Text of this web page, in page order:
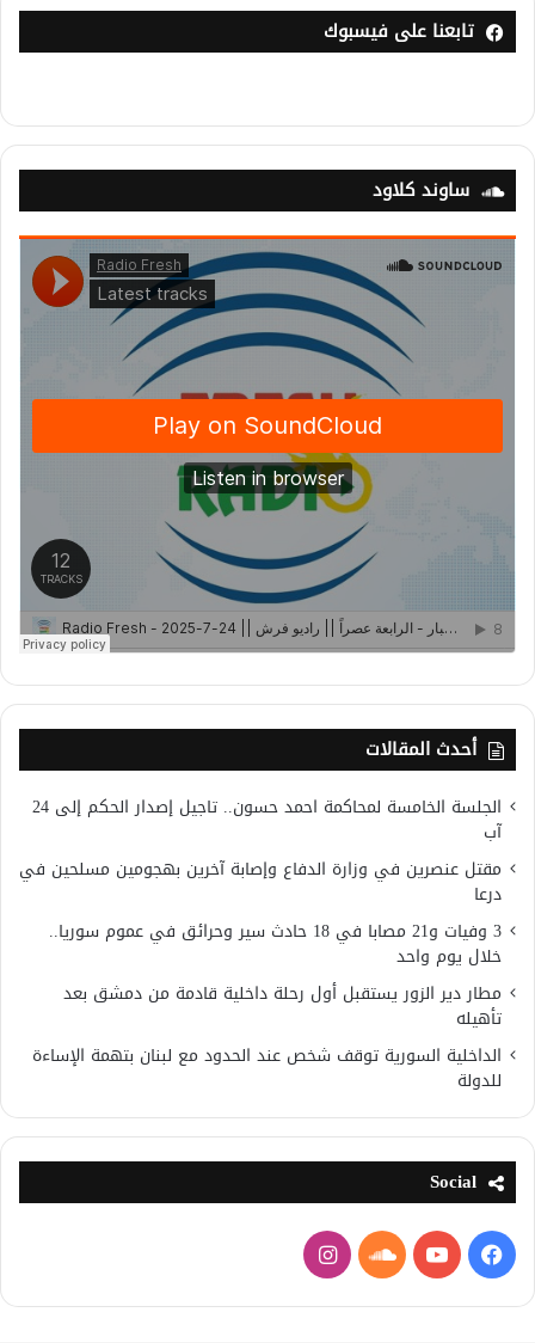
تابعنا على فيسبوك
ساوند كلاود
أحدث المقالات
الجلسة الخامسة لمحاكمة احمد حسون.. تاجيل إصدار الحكم إلى 24
آب
مقتل عنصرين في وزارة الدفاع وإصابة آخرين بهجومين مسلحين في
درعا
3 وفيات و21 مصابا في 18 حادث سير وحرائق في عموم سوريا..
خلال يوم واحد
مطار دير الزور يستقبل أول رحلة داخلية قادمة من دمشق بعد
تأهيله
الداخلية السورية توقف شخص عند الحدود مع لبنان بتهمة الإساءة
للدولة
Social
فيسبوكيوتيوبساوند
كلاود
انستقرام